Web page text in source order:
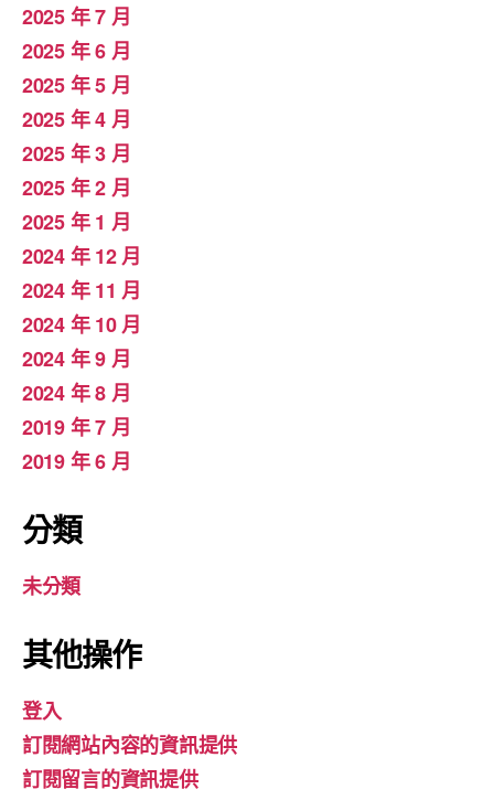
2025 年 7 月
2025 年 6 月
2025 年 5 月
2025 年 4 月
2025 年 3 月
2025 年 2 月
2025 年 1 月
2024 年 12 月
2024 年 11 月
2024 年 10 月
2024 年 9 月
2024 年 8 月
2019 年 7 月
2019 年 6 月
分類
未分類
其他操作
登入
訂閱網站內容的資訊提供
訂閱留言的資訊提供